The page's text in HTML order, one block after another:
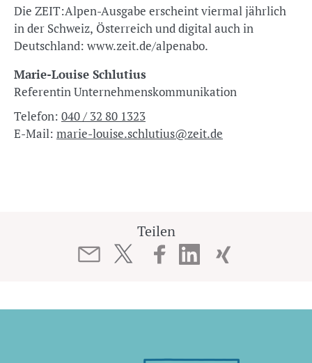
Die ZEIT:Alpen-Ausgabe erscheint viermal jährlich
in der Schweiz, Österreich und digital auch in
Deutschland: www.zeit.de/alpenabo.
Marie-Louise Schlutius
Referentin Unternehmenskommunikation
Telefon: 040 / 32 80 1323
E-Mail: marie-louise.schlutius@zeit.de
Teilen